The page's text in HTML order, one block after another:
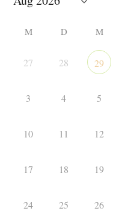
M D M
27 28 29
3 4 5
10 11 12
17 18 19
24 25 26